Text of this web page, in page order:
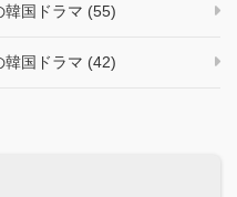
韓国ドラマ (55)
韓国ドラマ (42)